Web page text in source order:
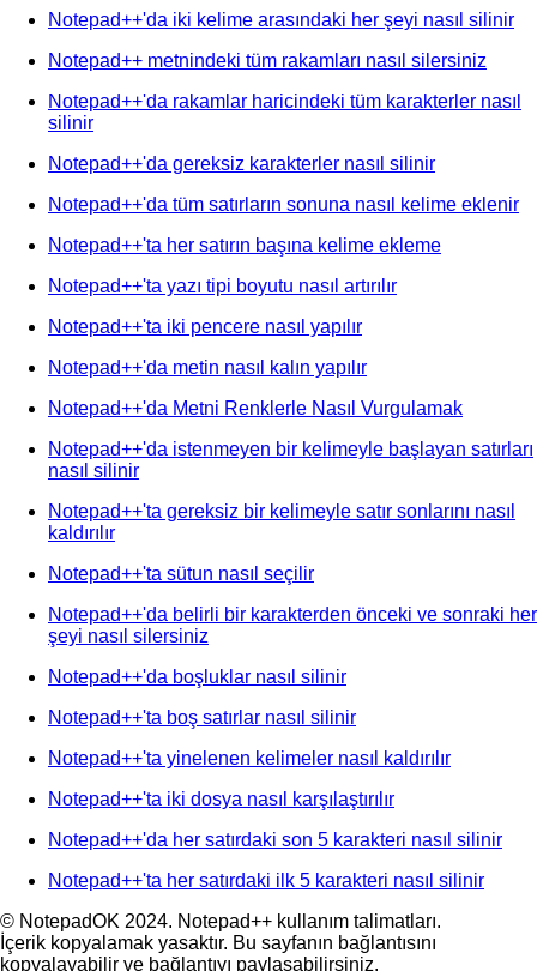
Notepad++'da iki kelime arasındaki her şeyi nasıl silinir
Notepad++ metnindeki tüm rakamları nasıl silersiniz
Notepad++'da rakamlar haricindeki tüm karakterler nasıl
silinir
Notepad++'da gereksiz karakterler nasıl silinir
Notepad++'da tüm satırların sonuna nasıl kelime eklenir
Notepad++'ta her satırın başına kelime ekleme
Notepad++'ta yazı tipi boyutu nasıl artırılır
Notepad++'ta iki pencere nasıl yapılır
Notepad++'da metin nasıl kalın yapılır
Notepad++'da Metni Renklerle Nasıl Vurgulamak
Notepad++'da istenmeyen bir kelimeyle başlayan satırları
nasıl silinir
Notepad++'ta gereksiz bir kelimeyle satır sonlarını nasıl
kaldırılır
Notepad++'ta sütun nasıl seçilir
Notepad++'da belirli bir karakterden önceki ve sonraki her
şeyi nasıl silersiniz
Notepad++'da boşluklar nasıl silinir
Notepad++'ta boş satırlar nasıl silinir
Notepad++'ta yinelenen kelimeler nasıl kaldırılır
Notepad++'ta iki dosya nasıl karşılaştırılır
Notepad++'da her satırdaki son 5 karakteri nasıl silinir
Notepad++'ta her satırdaki ilk 5 karakteri nasıl silinir
© NotepadOK 2024. Notepad++ kullanım talimatları.
İçerik kopyalamak yasaktır. Bu sayfanın bağlantısını
kopyalayabilir ve bağlantıyı paylaşabilirsiniz.